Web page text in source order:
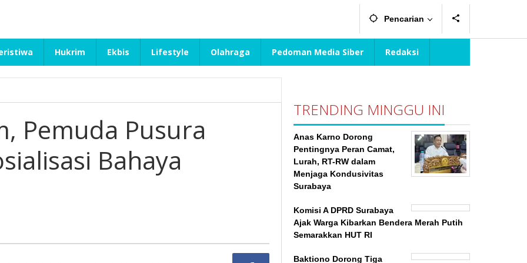
Pencarian
Hukrim Ekbis Lifestyle Olahraga Pedoman Media Siber Redaksi
Pemuda Pusura
Bahaya
TRENDING MINGGU INI
Anas Karno Dorong
Pentingnya Peran Camat,
Lurah, RT-RW dalam
Menjaga Kondusivitas
Surabaya
Komisi A DPRD Surabaya
Ajak Warga Kibarkan Bendera Merah Putih
Semarakkan HUT RI
Baktiono Dorong Tiga